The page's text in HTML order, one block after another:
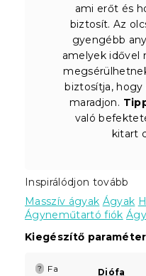
ami erőt és
biztosít. Az
gyengébb
amelyek idővel
biztosítja,
maradjon.
való
kitart
Inspirálódjon tovább
Masszív ágyak Ágyak
Ágyneműtartó fiók
Kiegészítő
?
Fa
Diófa